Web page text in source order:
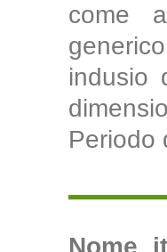
come
indusio
Periodo
Nome